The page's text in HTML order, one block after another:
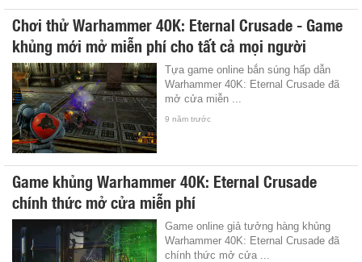
Chơi thử Warhammer 40K: Eternal Crusade - Game
khủng mới mở miễn phí cho tất cả mọi người
Tựa game online bắn súng hấp dẫn
Warhammer 40K: Eternal Crusade đã
mở cửa miễn ...
9 năm trước
Game khủng Warhammer 40K: Eternal Crusade
chính thức mở cửa miễn phí
Game online giả tưởng hàng khủng
Warhammer 40K: Eternal Crusade đã
chính thức mở cửa ...